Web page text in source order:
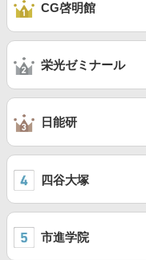
CG啓明館
栄光ゼミナール
日能研
四谷大塚
市進学院